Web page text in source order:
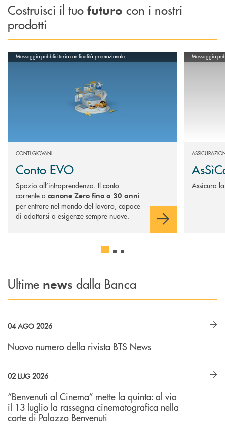
Costruisci il tuo futuro con i nostri
prodotti
Scopri di più Conto EVO
Messaggio pubblicitario con finalità promozionale
CONTI GIOVANI
Conto EVO
Spazio all’intraprendenza. Il conto
corrente a canone Zero fino a 30 anni
per entrare nel mondo del lavoro, capace
di adattarsi a esigenze sempre nuove.
Scopri di
Messaggio
Assicura
Ultime news dalla Banca
04 AGO 2026
Nuovo numero della rivista BTS News
02 LUG 2026
“Benvenuti al Cinema” mette la quinta: al via
il 13 luglio la rassegna cinematografica nella
corte di Palazzo Benvenuti